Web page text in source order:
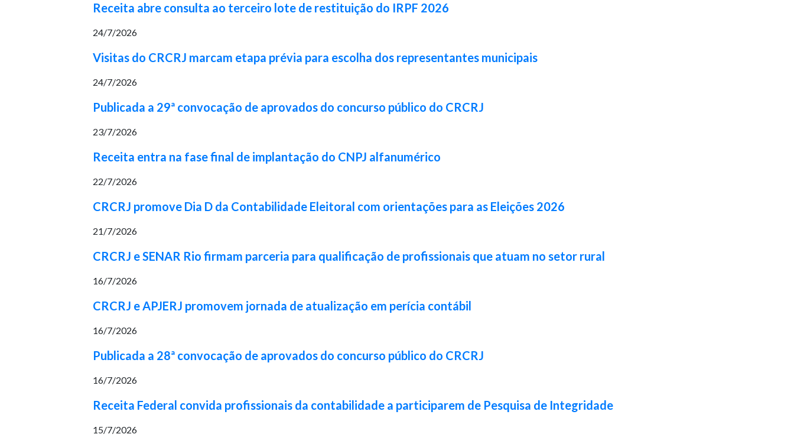
Receita abre consulta ao terceiro lote de restituição do IRPF 2026
24/7/2026
Visitas do CRCRJ marcam etapa prévia para escolha dos representantes municipais
24/7/2026
Publicada a 29ª convocação de aprovados do concurso público do CRCRJ
23/7/2026
Receita entra na fase final de implantação do CNPJ alfanumérico
22/7/2026
CRCRJ promove Dia D da Contabilidade Eleitoral com orientações para as Eleições 2026
21/7/2026
CRCRJ e SENAR Rio firmam parceria para qualificação de profissionais que atuam no setor rural
16/7/2026
CRCRJ e APJERJ promovem jornada de atualização em perícia contábil
16/7/2026
Publicada a 28ª convocação de aprovados do concurso público do CRCRJ
16/7/2026
Receita Federal convida profissionais da contabilidade a participarem de Pesquisa de Integridade
15/7/2026